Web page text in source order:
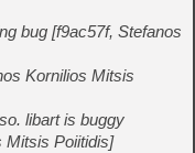
bug [f9ac57f, Stefanos
Kornilios Mitsis
libart is buggy
Mitsis Poiitidis]